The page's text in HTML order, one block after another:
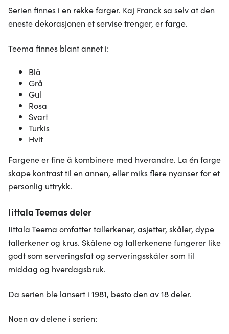
Serien finnes i en rekke farger. Kaj Franck sa selv at den
eneste dekorasjonen et servise trenger, er farge.
Teema finnes blant annet i:
Blå
Grå
Gul
Rosa
Svart
Turkis
Hvit
Fargene er fine å kombinere med hverandre. La én farge
skape kontrast til en annen, eller miks flere nyanser for et
personlig uttrykk.
Iittala Teemas deler
Iittala Teema omfatter tallerkener, asjetter, skåler, dype
tallerkener og krus. Skålene og tallerkenene fungerer like
godt som serveringsfat og serveringsskåler som til
middag og hverdagsbruk.
Da serien ble lansert i 1981, besto den av 18 deler.
Noen av delene i serien: